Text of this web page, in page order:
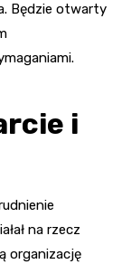
Będzie otwarty
i
na rzecz
organizację